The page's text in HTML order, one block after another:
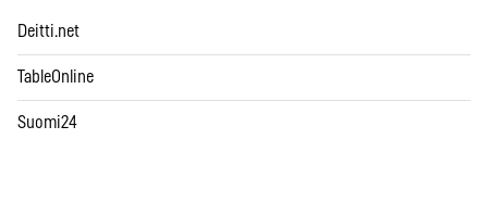
Deitti.net
TableOnline
Suomi24